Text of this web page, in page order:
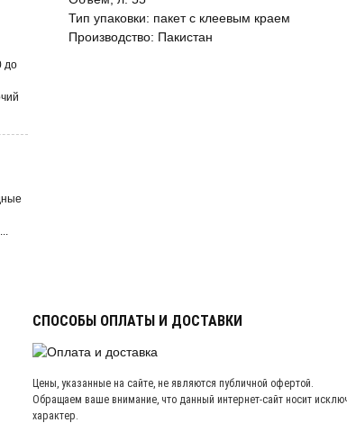
до
Тип упаковки: пакет c клеевым краем
Производство: Пакистан
СПОСОБЫ ОПЛАТЫ И ДОСТАВКИ
Цены, указанные на сайте, не являются публичной офертой.
Обращаем ваше внимание, что данный интернет-сайт носит
характер.